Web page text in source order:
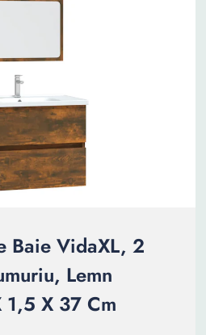
Baie VidaXL, 2
Lemn
X 37 Cm